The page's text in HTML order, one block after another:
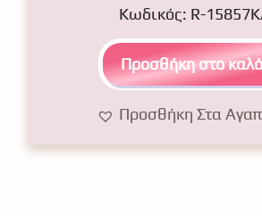
t
f
5
Κωδικός: R-
Προσθήκη στο
Προσθήκη Στα